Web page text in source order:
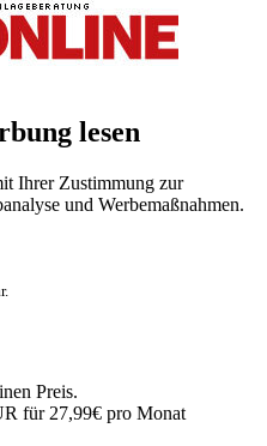
lesen
Ihrer Zustimmung zur
und Werbemaßnahmen.
Preis.
für 27,99€ pro Monat